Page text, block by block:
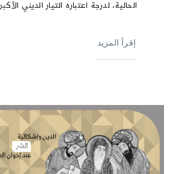
الحالية، لدرجة اعتباره التيار الديني الأكبر
إقرأ المزيد